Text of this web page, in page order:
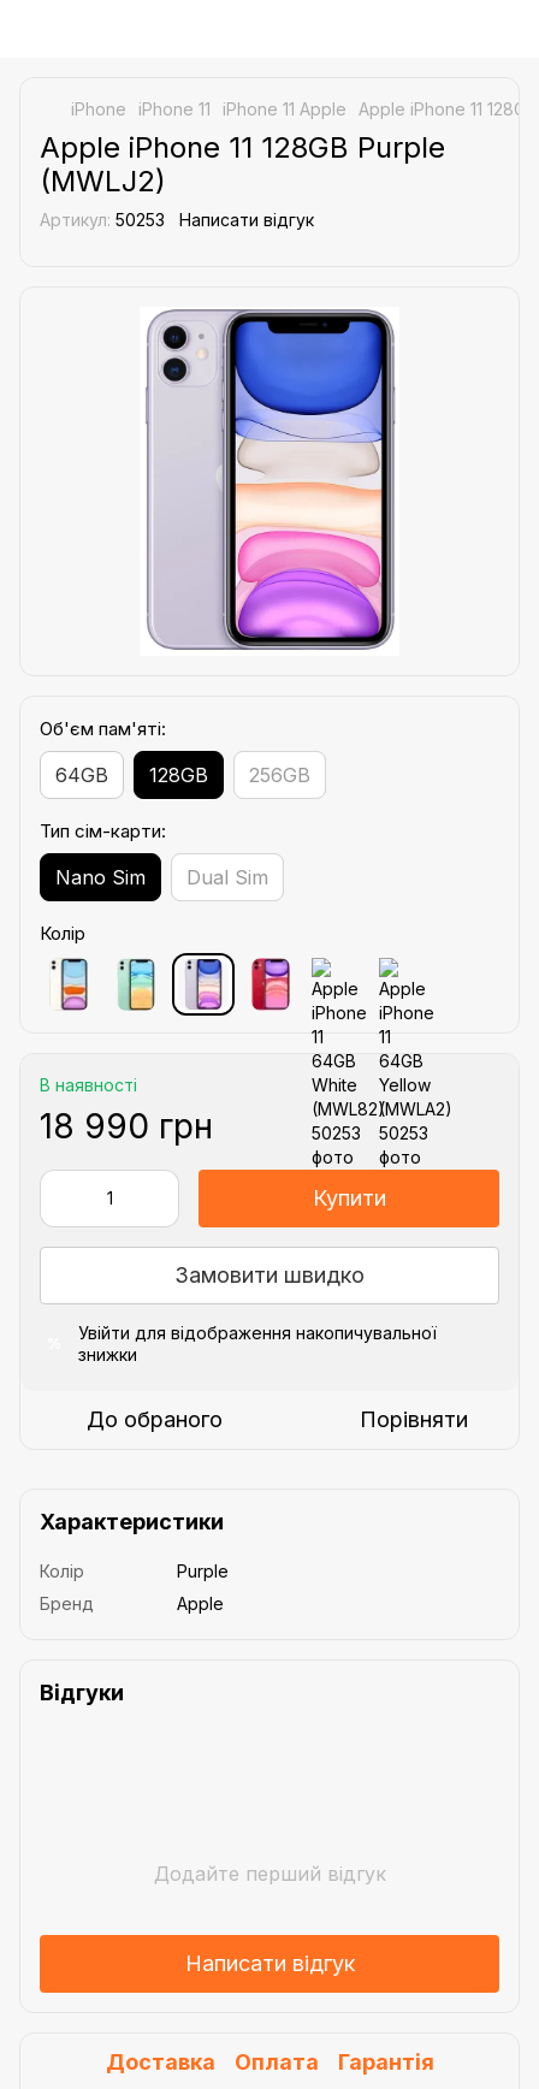
iPhone iPhone 11 iPhone 11 Apple Apple iPhone 11
Apple iPhone 11 128GB Purple
(MWLJ2)
Артикул: 50253 Написати відгук
Об'єм пам'яті:
64GB 128GB 256GB
Тип сім-карти:
Nano Sim Dual Sim
Колір
В наявності
18 990 грн
Купити
Замовити швидко
Увійти для відображення накопичувальної
знижки
До обраного Порівняти
Характеристики
Колір
Purple
Бренд
Apple
Відгуки
Додайте перший відгук
Написати відгук
Доставка Оплата Гарантія